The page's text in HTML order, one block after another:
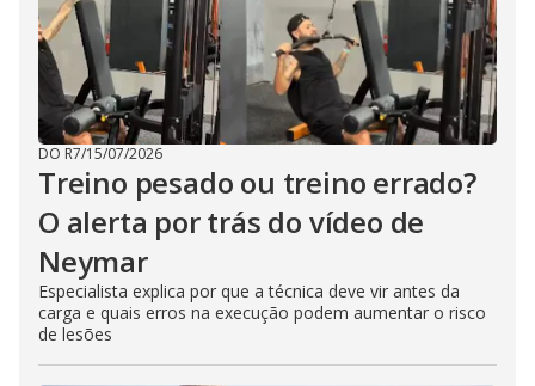
DO R7/15/07/2026
Treino pesado ou treino errado?
O alerta por trás do vídeo de
Neymar
Especialista explica por que a técnica deve vir antes da
carga e quais erros na execução podem aumentar o risco
de lesões